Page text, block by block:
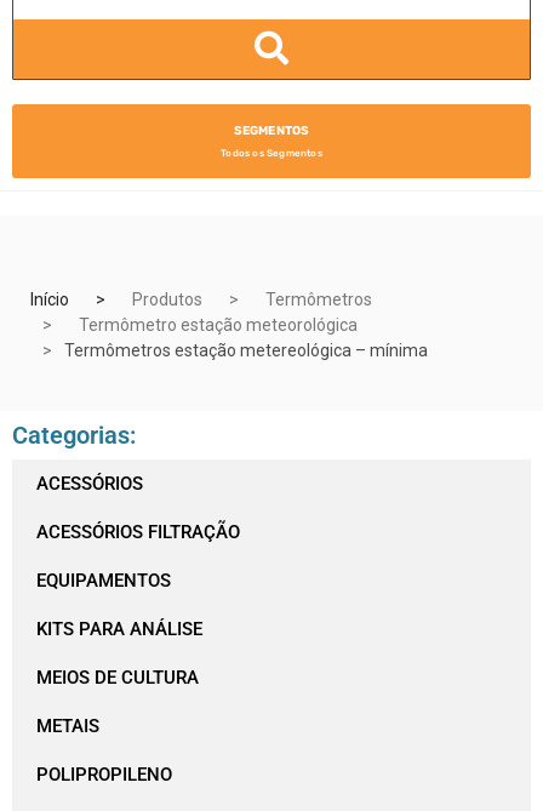
SEGMENTOS
Todos os Segmentos
Início Produtos
Termômetros
Termômetro estação meteorológica
Termômetros estação metereológica – mínima
Categorias:
ACESSÓRIOS
ACESSÓRIOS FILTRAÇÃO
EQUIPAMENTOS
KITS PARA ANÁLISE
MEIOS DE CULTURA
METAIS
POLIPROPILENO